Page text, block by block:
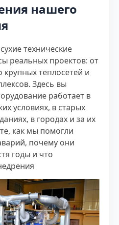
нашего
технические
реальных проектов: от
теплосетей и
Здесь вы
работает в
условиях, в старых
в городах и за их
как мы помогли
почему они
годы и что